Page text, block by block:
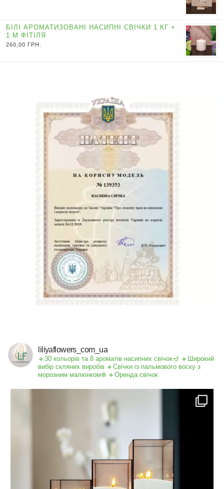
БІЛІ АРОМАТИЗОВАНІ НАСИПНІ СВІЧКИ 1 КГ +
1 М ФІТІЛЯ
260,00 ГРН.
liliyaflowers_com_ua
🔹30 кольорів та 8 ароматів насипних свічок🪔 🔹Широкий
вибір скляних виробів 🔹Свічки із пальмового воску з
морозним малюнком❄️ 🔹Оренда свічок